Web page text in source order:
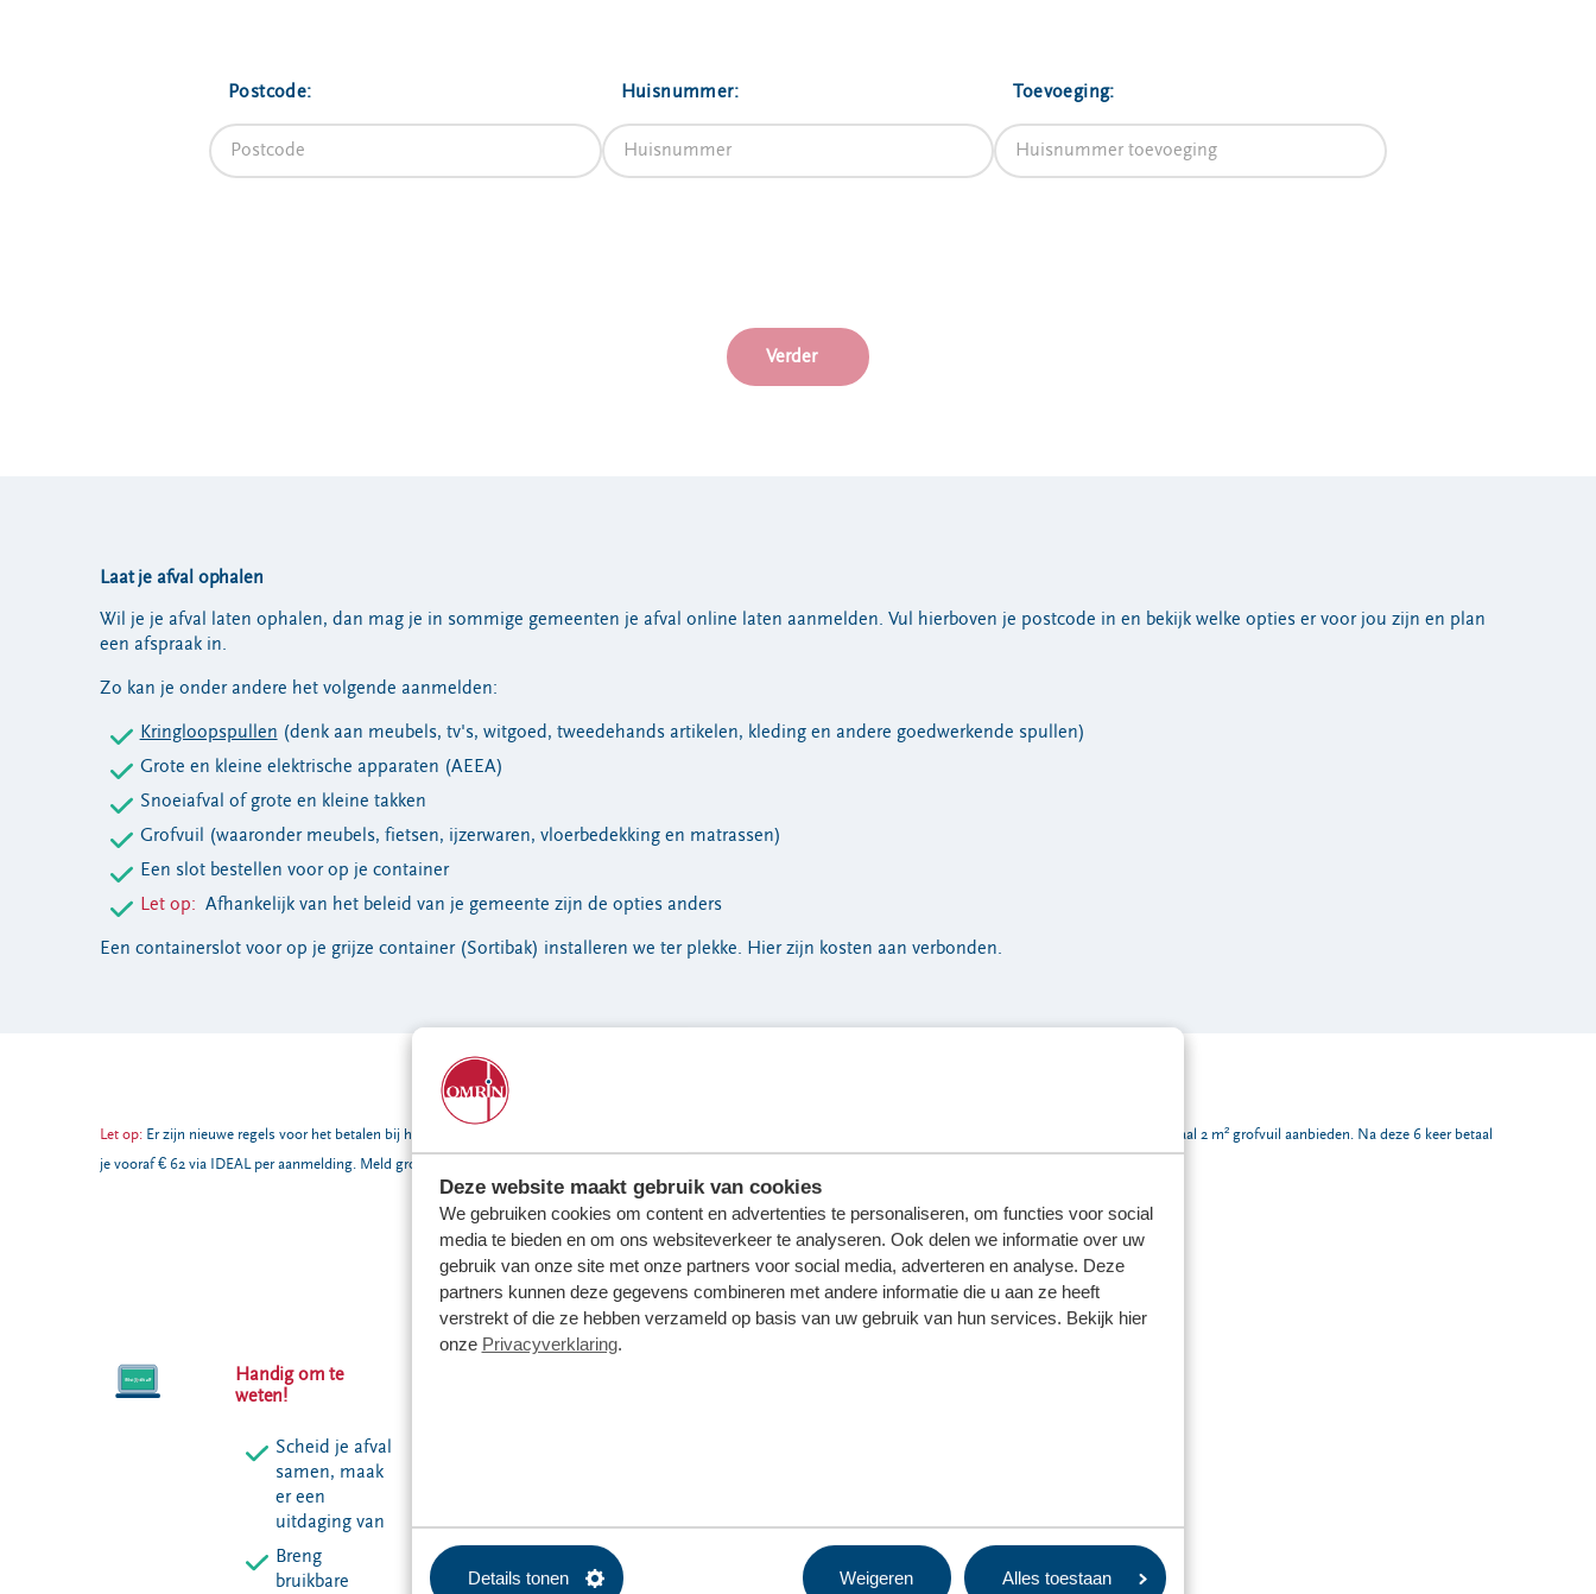
Deze website maakt gebruik van cookies
We gebruiken cookies om content en advertenties te personaliseren, om functies voor social
media te bieden en om ons websiteverkeer te analyseren. Ook delen we informatie over uw
gebruik van onze site met onze partners voor social media, adverteren en analyse. Deze
partners kunnen deze gegevens combineren met andere informatie die u aan ze heeft
verstrekt of die ze hebben verzameld op basis van uw gebruik van hun services. Bekijk hier
onze Privacyverklaring.
Details tonen Weigeren Alles toestaan
Ecopark De
Reststoffen
Energie
Postcode: Huisnummer: Toevoeging:
Verder
Laat je afval ophalen
Wil je je afval laten ophalen, dan mag je in sommige gemeenten je afval online laten aanmelden. Vul hierboven je postcode in en bekijk welke opties er voor jou zijn en plan
een afspraak in.
Zo kan je onder andere het volgende aanmelden:
Kringloopspullen (denk aan meubels, tv's, witgoed, tweedehands artikelen, kleding en andere goedwerkende spullen)
Grote en kleine elektrische apparaten (AEEA)
Snoeiafval of grote en kleine takken
Grofvuil (waaronder meubels, fietsen, ijzerwaren, vloerbedekking en matrassen)
Een slot bestellen voor op je container
Let op: Afhankelijk van het beleid van je gemeente zijn de opties anders
Een containerslot voor op je grijze container (Sortibak) installeren we ter plekke. Hier zijn kosten aan verbonden.
Let op: Er zijn nieuwe regels voor het betalen bij het aanmelden van grofvuil in
Je kunt maximaal 6 keer per jaar gratis grofvuil aanmelden. Per keer mag je maximaal 2 m² grofvuil aanbieden. Na deze 6 keer betaal
je vooraf € 62 via IDEAL per aanmelding. Meld grofvuil aan via de
Handig om te
weten!
Scheid je afval
samen, maak
er een
uitdaging van
Breng
bruikbare